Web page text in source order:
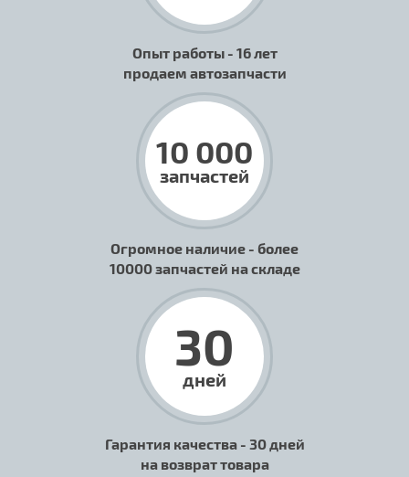
Опыт работы - 16 лет
продаем автозапчасти
10 000
запчастей
Огромное наличие - более
10000 запчастей на складе
30
дней
Гарантия качества - 30 дней
на возврат товара